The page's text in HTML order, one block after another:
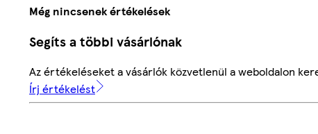
Még nincsenek értékelések
Segíts a többi vásárlónak
Az értékeléseket a vásárlók közvetlenül a weboldalon
Írj értékelést